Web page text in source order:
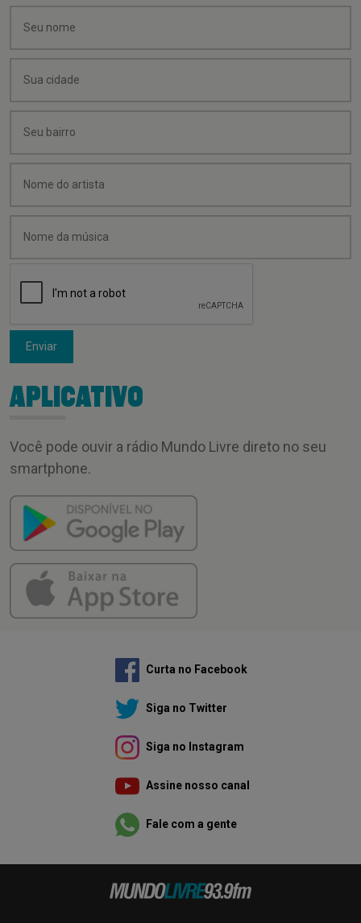
Enviar
APLICATIVO
Você pode ouvir a rádio Mundo Livre direto no seu
smartphone.
Curta no Facebook
Siga no Twitter
Siga no Instagram
Assine nosso canal
Fale com a gente